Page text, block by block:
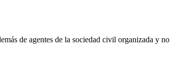
de agentes de la sociedad civil organizada y no